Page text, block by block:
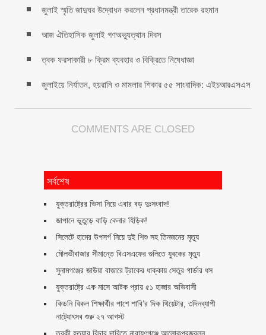
জুলাই স্মৃতি জাদুঘর উদ্বোধন করলেন প্রধানমন্ত্রী তারেক রহমান
আজ ঐতিহাসিক জুলাই গণঅভ্যুত্থান দিবস
ত্বক ফরসাকারী ৮ ক্রিম ব্যবহার ও বিক্রিতে নিষেধাজ্ঞা
জুলাইয়ে নির্যাতন, হয়রানি ও মামলার শিকার ৫৫ সাংবাদিক: এইচআরএসএস
COMMENTS ARE CLOSED
সর্বশেষ
যুক্তরাষ্ট্রের ভিসা নিয়ে এবার বড় দুঃসংবাদ!
জাপানে ভুতুড়ে বাড়ি কেনার হিড়িক!
সিলেটে হামের উপসর্গ নিয়ে দুই শিশু সহ তিনজনের মৃত্যু
মৌলভীবাজার সীমান্তে বিএসএফের গুলিতে যুবকের ‍মৃত্যু
সুনামগঞ্জের জাউয়া বাজারে ট্রাকের ধাক্কায় সেতুর গার্ডার ধস
যুক্তরাষ্ট্রে এক মাসে আটক প্রায় ৫১ হাজার অভিবাসী
কিডনি বিকল শিক্ষার্থীর পাশে শাবি’র দিক থিয়েটার, ৩দিনব্যাপী
নাট্যোৎসব শুরু ২৭ আগস্ট